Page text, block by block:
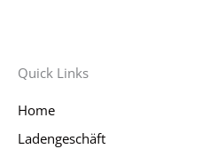
Quick Links
Home
Ladengeschäft